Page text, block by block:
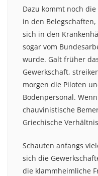
Dazu kommt noch
in den
sich in den
sogar vom
wurde. Galt früher
Gewerkschaft,
morgen die Piloten
Bodenpersonal.
chauvinistische
Griechische
Schauten anfangs
sich die
die klammheimliche